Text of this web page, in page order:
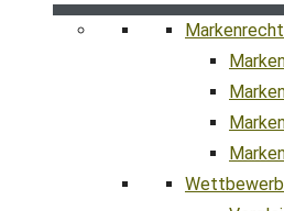
Markenrecht